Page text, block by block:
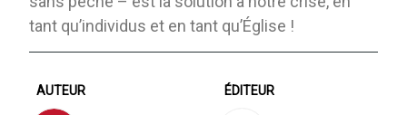
tant qu’individus et en tant qu’Église !
AUTEUR ÉDITEUR